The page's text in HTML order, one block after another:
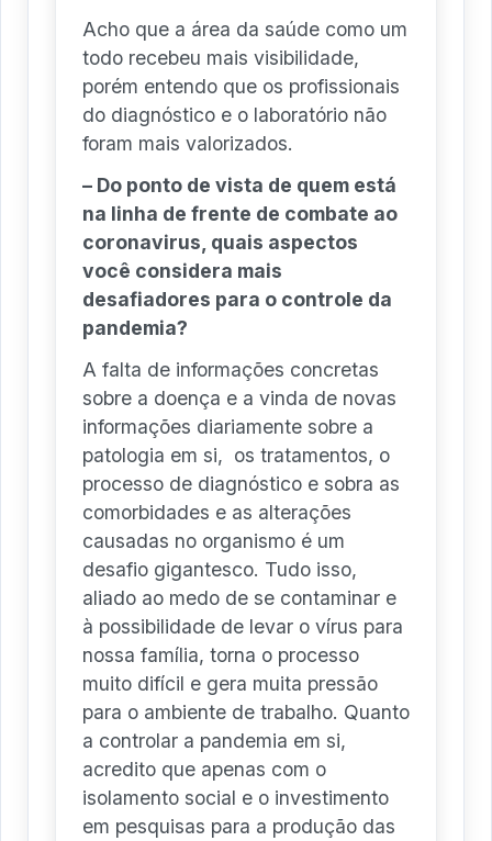
Acho que a área da saúde como um
todo recebeu mais visibilidade,
porém entendo que os profissionais
do diagnóstico e o laboratório não
foram mais valorizados.
– Do ponto de vista de quem está
na linha de frente de combate ao
coronavirus, quais aspectos
você considera mais
desafiadores para o controle da
pandemia?
A falta de informações concretas
sobre a doença e a vinda de novas
informações diariamente sobre a
patologia em si, os tratamentos, o
processo de diagnóstico e sobra as
comorbidades e as alterações
causadas no organismo é um
desafio gigantesco. Tudo isso,
aliado ao medo de se contaminar e
à possibilidade de levar o vírus para
nossa família, torna o processo
muito difícil e gera muita pressão
para o ambiente de trabalho. Quanto
a controlar a pandemia em si,
acredito que apenas com o
isolamento social e o investimento
em pesquisas para a produção das